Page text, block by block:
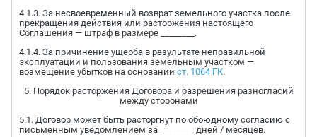
4.1.3. За несвоевременный возврат земельного участка после
прекращения действия или расторжения настоящего
Соглашения — штраф в размере ________.
4.1.4. За причинение ущерба в результате неправильной
эксплуатации и пользования земельным участком —
возмещение убытков на основании ст. 1064 ГК.
5. Порядок расторжения Договора и разрешения разногласий
между сторонами
5.1. Договор может быть расторгнут по обоюдному согласию с
письменным уведомлением за ________ дней / месяцев.